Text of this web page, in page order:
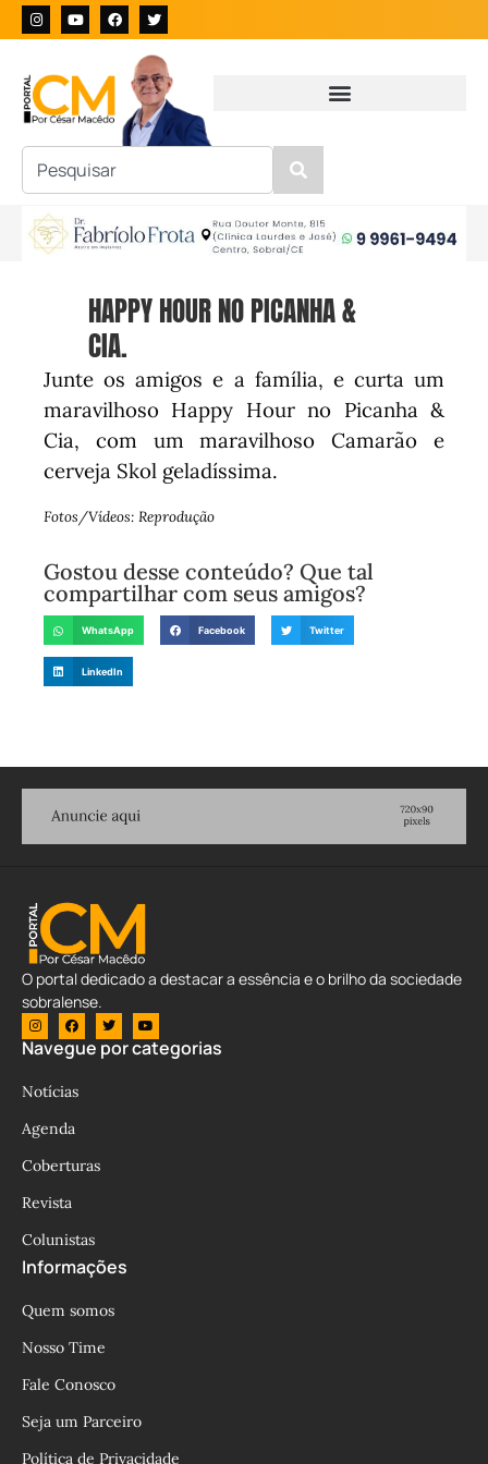
HAPPY HOUR NO PICANHA &
CIA.
Junte os amigos e a família, e curta um
maravilhoso Happy Hour no Picanha &
Cia, com um maravilhoso Camarão e
cerveja Skol geladíssima.
Fotos/Vídeos: Reprodução
Gostou desse conteúdo? Que tal
compartilhar com seus amigos?
WhatsApp Facebook Twitter
LinkedIn
O portal dedicado a destacar a essência e o brilho da sociedade
sobralense.
Navegue por categorias
Notícias
Agenda
Coberturas
Revista
Colunistas
Informações
Quem somos
Nosso Time
Fale Conosco
Seja um Parceiro
Política de Privacidade